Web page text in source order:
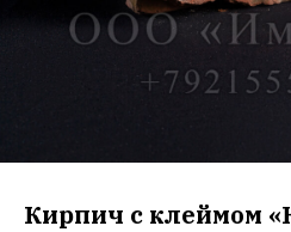
Кирпич с клеймом